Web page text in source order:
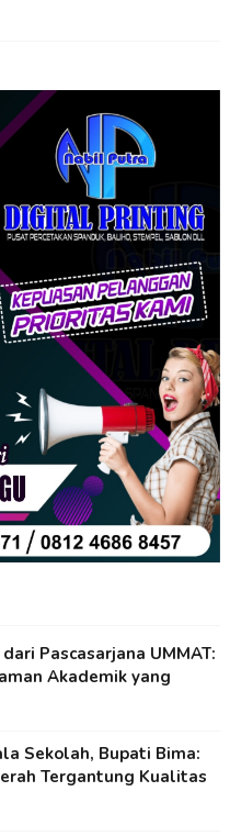
Pascasarjana UMMAT:
Akademik yang
Sekolah, Bupati Bima:
Tergantung Kualitas